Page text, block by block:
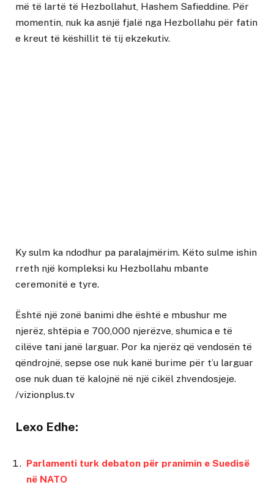
më të lartë të Hezbollahut, Hashem Safieddine. Për
momentin, nuk ka asnjë fjalë nga Hezbollahu për fatin
e kreut të këshillit të tij ekzekutiv.
Ky sulm ka ndodhur pa paralajmërim. Këto sulme ishin
rreth një kompleksi ku Hezbollahu mbante
ceremonitë e tyre.
Është një zonë banimi dhe është e mbushur me
njerëz, shtëpia e 700,000 njerëzve, shumica e të
cilëve tani janë larguar. Por ka njerëz që vendosën të
qëndrojnë, sepse ose nuk kanë burime për t’u larguar
ose nuk duan të kalojnë në një cikël zhvendosjeje.
/vizionplus.tv
Lexo Edhe:
Parlamenti turk debaton për pranimin e Suedisë
në NATO